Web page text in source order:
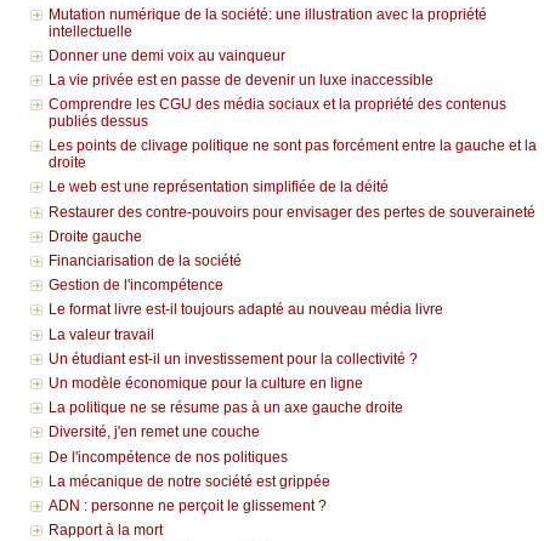
Mutation numérique de la société: une illustration avec la propriété
intellectuelle
Donner une demi voix au vainqueur
La vie privée est en passe de devenir un luxe inaccessible
Comprendre les CGU des média sociaux et la propriété des contenus
publiés dessus
Les points de clivage politique ne sont pas forcément entre la gauche et la
droite
Le web est une représentation simplifiée de la déité
Restaurer des contre-pouvoirs pour envisager des pertes de souveraineté
Droite gauche
Financiarisation de la société
Gestion de l'incompétence
Le format livre est-il toujours adapté au nouveau média livre
La valeur travail
Un étudiant est-il un investissement pour la collectivité ?
Un modèle économique pour la culture en ligne
La politique ne se résume pas à un axe gauche droite
Diversité, j'en remet une couche
De l'incompétence de nos politiques
La mécanique de notre société est grippée
ADN : personne ne perçoit le glissement ?
Rapport à la mort